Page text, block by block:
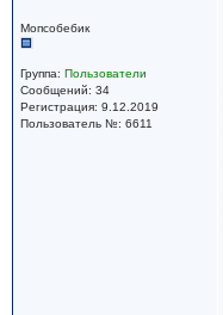
Мопсобебик
Группа: Пользователи
Сообщений: 34
Регистрация: 9.12.2019
Пользователь №: 6611